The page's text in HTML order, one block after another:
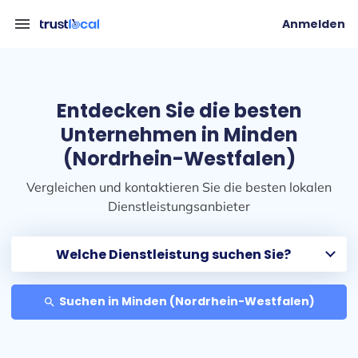
menu Anmelden
Entdecken Sie die besten
Unternehmen in Minden
(Nordrhein-Westfalen)
Vergleichen und kontaktieren Sie die besten lokalen
Dienstleistungsanbieter
search Suchen in Minden (Nordrhein-Westfalen)